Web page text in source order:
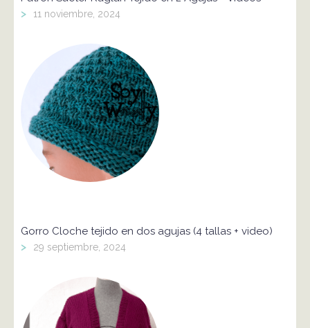
> 11 noviembre, 2024
Gorro Cloche tejido en dos agujas (4 tallas + video)
> 29 septiembre, 2024